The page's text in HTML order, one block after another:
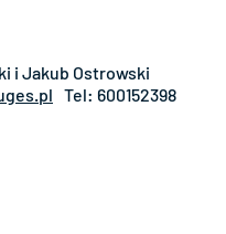
i Jakub Ostrowski
Tel: 600152398